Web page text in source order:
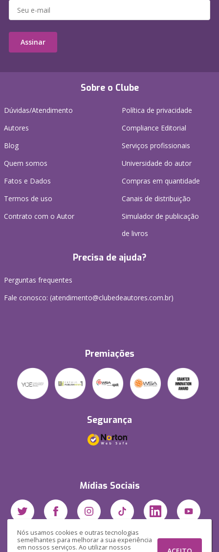
Nós usamos cookies e outras tecnologias
semelhantes para melhorar a sua experiência
em nossos serviços. Ao utilizar nossos
Sobre o Clube
Dúvidas/Atendimento
Autores
Blog
Quem somos
Fatos e Dados
Termos de uso
Contrato com o Autor
Política de privacidade
Compliance Editorial
Serviços profissionais
Universidade do autor
Compras em quantidade
Canais de distribuição
Simulador de publicação
de livros
Precisa de ajuda?
Perguntas frequentes
Fale conosco: (atendimento@clubedeautores.com.br)
Premiações
Segurança
Mídias Sociais
Assinar